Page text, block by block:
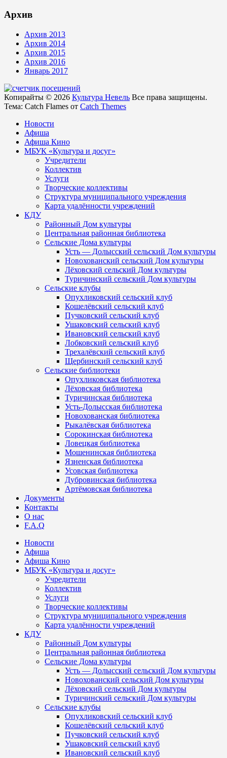
Архив
Архив 2013
Архив 2014
Архив 2015
Архив 2016
Январь 2017
Копирайты © 2026 Культура Невель Все права защищены.
Тема: Catch Flames от Catch Themes
Новости
Афиша
Афиша Кино
МБУК «Культура и досуг»
Учредители
Коллектив
Услуги
Творческие коллективы
Структура муниципального учреждения
Карта удалённости учреждений
КДУ
Районный Дом культуры
Центральная районная библиотека
Сельские Дома культуры
Усть — Долысский сельский Дом культуры
Новохованский сельский Дом культуры
Лёховский сельский Дом культуры
Туричинский сельский Дом культуры
Сельские клубы
Опухликовский сельский клуб
Кошелёвский сельский клуб
Пучковский сельский клуб
Ушаковский сельский клуб
Ивановский сельский клуб
Лобковский сельский клуб
Трехалёвский сельский клуб
Щербинский сельский клуб
Сельские библиотеки
Опухликовская библиотека
Лёховская библиотека
Туричинская библиотека
Усть-Долысская библиотека
Новохованская библиотека
Рыкалёвская библиотека
Сорокинская библиотека
Ловецкая библиотека
Мошенинская библиотека
Язненская библиотека
Усовская библиотека
Дубровинская библиотека
Артёмовская библиотека
Документы
Контакты
О нас
F.A.Q
Новости
Афиша
Афиша Кино
МБУК «Культура и досуг»
Учредители
Коллектив
Услуги
Творческие коллективы
Структура муниципального учреждения
Карта удалённости учреждений
КДУ
Районный Дом культуры
Центральная районная библиотека
Сельские Дома культуры
Усть — Долысский сельский Дом культуры
Новохованский сельский Дом культуры
Лёховский сельский Дом культуры
Туричинский сельский Дом культуры
Сельские клубы
Опухликовский сельский клуб
Кошелёвский сельский клуб
Пучковский сельский клуб
Ушаковский сельский клуб
Ивановский сельский клуб